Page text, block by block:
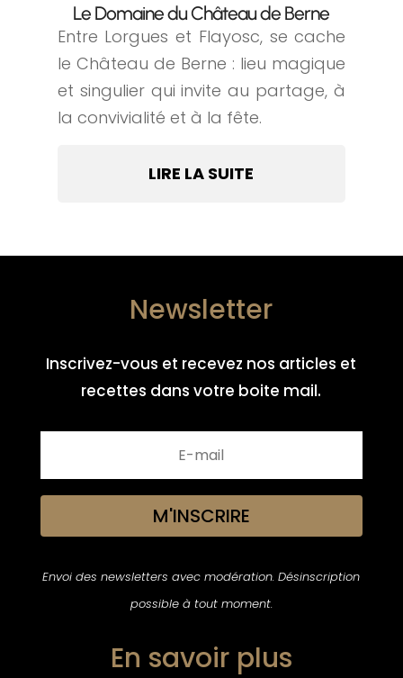
Le Domaine du Château de Berne
Entre Lorgues et Flayosc, se cache
le Château de Berne : lieu magique
et singulier qui invite au partage, à
la convivialité et à la fête.
LIRE LA SUITE
Newsletter
Inscrivez-vous et recevez nos articles et
recettes dans votre boite mail.
M'INSCRIRE
Envoi des newsletters avec modération. Désinscription
possible à tout moment.
En savoir plus